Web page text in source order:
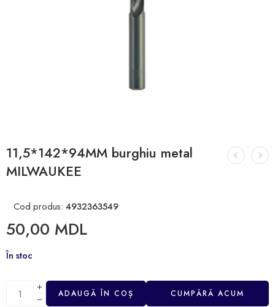
11,5*142*94MM burghiu metal
MILWAUKEE
Cod produs: 4932363549
50,00 MDL
În stoc
ADAUGĂ ÎN COȘ CUMPĂRĂ ACUM